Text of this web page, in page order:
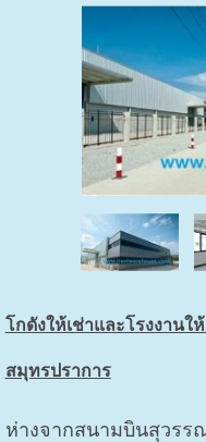
โกดังให้เช่าและโรงงานใ
สมุทรปราการ
ห่างจากสนามบินสุวรร